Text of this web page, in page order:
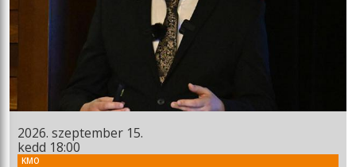
2026. szeptember 15.
kedd 18:00
KMO